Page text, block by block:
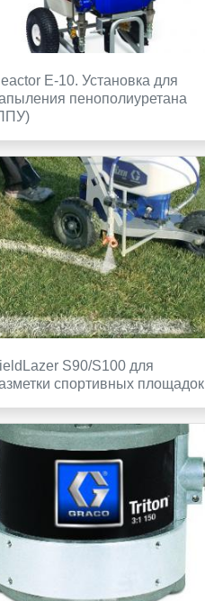
E-10. Установка для
пенополиуретана
S90/S100 для
спортивных площадок